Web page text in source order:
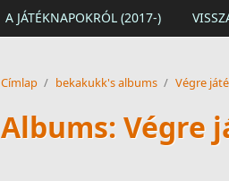
A JÁTÉKNAPOKRÓL (2017-)
Címlap / bekakukk's albums / Végre
Albums: Végre